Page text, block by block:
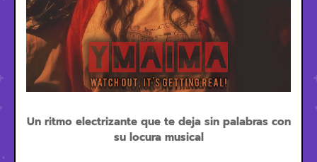
Un ritmo electrizante que te deja sin palabras con
su locura musical